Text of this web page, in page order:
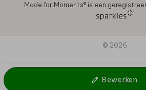
Bewerken
Made for Moments®️ is een
© 2026